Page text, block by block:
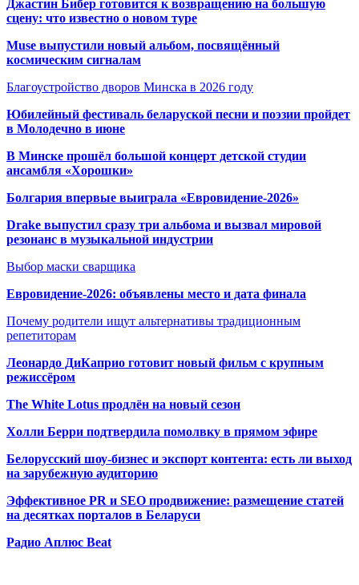
Джастин Бибер готовится к возвращению на большую
сцену: что известно о новом туре
Muse выпустили новый альбом, посвящённый
космическим сигналам
Благоустройство дворов Минска в 2026 году
Юбилейный фестиваль беларуской песни и поэзии пройдет
в Молодечно в июне
В Минске прошёл большой концерт детской студии
ансамбля «Хорошки»
Болгария впервые выиграла «Евровидение-2026»
Drake выпустил сразу три альбома и вызвал мировой
резонанс в музыкальной индустрии
Выбор маски сварщика
Евровидение-2026: объявлены место и дата финала
Почему родители ищут альтернативы традиционным
репетиторам
Леонардо ДиКаприо готовит новый фильм с крупным
режиссёром
The White Lotus продлён на новый сезон
Холли Берри подтвердила помолвку в прямом эфире
Белорусский шоу-бизнес и экспорт контента: есть ли выход
на зарубежную аудиторию
Эффективное PR и SEO продвижение: размещение статей
на десятках порталов в Беларуси
Радио Аплюс Beat